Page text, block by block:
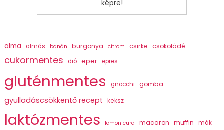
képre!
alma almás banán burgonya citrom csirke csokoládé
cukormentes dió eper epres
gluténmentes gnocchi gomba
gyulladáscsökkentő recept keksz
laktózmentes lemon curd macaron muffin mák